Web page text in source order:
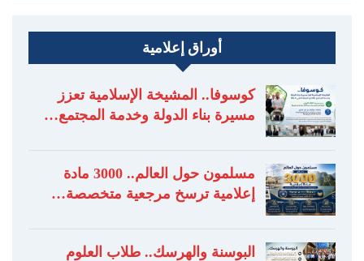
أوراق إعلامية
كوسوفا.. المشيخة الإسلامية تعزز
مسيرة بناء الدولة وخدمة المجتمع…
مسلمون حول العالم.. 3000 مادة
إعلامية ترسخ مرجعية متخصصة…
البوسنة والهرسك.. طلاب العلوم